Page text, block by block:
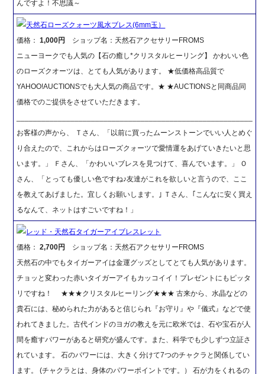
んですよ！不思議～
天然石ローズクォーツ風水ブレス(6mm玉）
価格：1,000円
ショップ名：天然石アクセサリーFROMS
ニューヨークでも人気の【石の癒し*クリスタルヒーリング】 かわいい色
のローズクオーツは、とても人気があります。 ★低価格高品質で
YAHOO!AUCTIONSでも大人気の商品です。★ ★AUCTIONSと同商品同
価格でのご提供をさせていただきます。
お客様の声から、 Ｔさん、「以前に買ったムーンストーンでいい人とめぐ
り合えたので、これからはローズクォーツで愛情運をあげていきたいと思
います。」 Ｆさん、「かわいいブレスを見つけて、喜んでいます。」 Ｏ
さん、「とっても優しい色ですね♪友達がこれを欲しいと言うので、ここ
を教えてあげました。宜しくお願いします。｣ Ｔさん、｢こんなに安く買え
るなんて、ネットはすごいですね！」
レッド・天然石タイガーアイブレスレット
価格：2,700円
ショップ名：天然石アクセサリーFROMS
天然石の中でもタイガーアイは金運グッズとしてとても人気があります。
チョッと変わった赤いタイガーアイもカッコイイ！プレゼントにもピッタ
リですね！ ★★★クリスタルヒーリング★★★ 古来から、水晶などの
貴石には、秘められた力があると信じられ『お守り』や『儀式』などで使
われてきました。古代インドのヨガの教えを元に欧米では、石や宝石が人
間を癒すパワーがあると研究が盛んです。また、科学でも少しずつ立証さ
れています。 石のパワーには、大きく分けて7つのチャクラと関係してい
ます。 (チャクラとは、身体のパワーポイントです。） 石が力をくれるの